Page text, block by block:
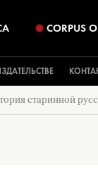
CORPUS
старинной